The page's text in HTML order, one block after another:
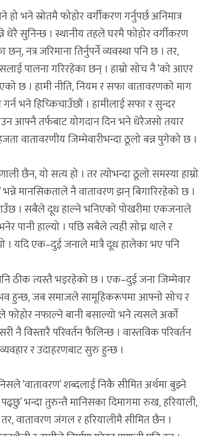
भने स्रोतमै फोहोर वर्गीकरण गर्नुपर्छ अनिमात्र
धेरै सुनिन्छ । स्थानीय तहले घरमै फोहोर वर्गीकरण
नत्र जरिमाना तिर्नुपर्ने व्यवस्था पनि छ । तर,
पालना गरिरहेका छन् । हाम्रो सोच नै ‘को आएर
छ । हामी नीति, नियम र सफा वातावरणको माग
भने हिच्किचाउँछौं । हामीलाई सफा र सुन्दर
आफ्नै तर्फबाट योगदान दिन भने धेरैजसो तयार
वातावरणीय जिम्मेवारीभन्दा ठूलो बन्न पुगेको छ ।
छैन, यो सत्य हो । तर त्योभन्दा ठूलो समस्या हाम्रो
मानसिकताले नै वातावरण झन् बिगारिरहेको छ ।
। सबैले दूध हाल्ने भनिएको पोखरीमा एकजनाले
पानी हाल्यो । पछि सबैले त्यही सोच्न थाले र
। यदि एक–दुई जनाले मात्रै दूध हालेका भए पनि
ठीक त्यस्तै भइरहेको छ । एक–दुई जना जिम्मेवार
हुन्छ, जब समाजले सामूहिकरूपमा आफ्नो सोच र
फोहोर नफाल्ने बानी बसाल्यो भने त्यसले अर्को
नै विस्तारै परिवर्तन फैलिन्छ । वास्तविक परिवर्तन
र उदाहरणबाट सुरु हुन्छ ।
‘वातावरण’ शब्दलाई निकै सीमित अर्थमा बुझ्ने
भन्दा तुरुन्तै मानिसका दिमागमा रुख, हरियाली,
वातावरण जंगल र हरियालीमै सीमित छैन ।